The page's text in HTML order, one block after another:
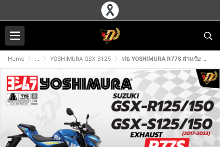
Home ... YOSHIMURA GSX-S125 ท่อ YOSHIMURA R77S สำหรับ SUZUKI GSX-S125/150